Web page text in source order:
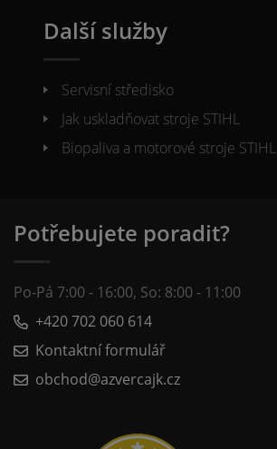
Další služby
Servisní středisko
Jak uskladňovat stroje STIHL
Biopaliva a motorové stroje STIHL
Potřebujete poradit?
Po-Pá 7:00 - 16:00, So: 8:00 - 11:00
+420 702 060 614
Kontaktní formulář
obchod@azvercajk.cz